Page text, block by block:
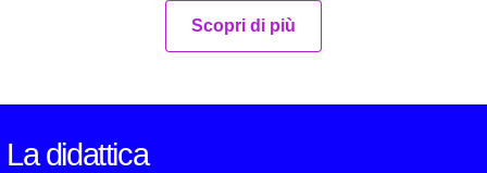
Scopri di più
La didattica